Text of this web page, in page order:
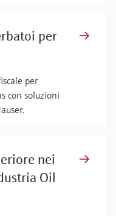
per
per
con soluzioni
nei
Oil